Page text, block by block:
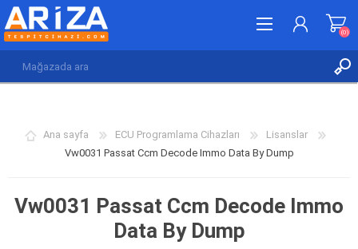
(0)
(0)
Ana sayfa ECU Programlama Cihazları
Lisanslar
Vw0031 Passat Ccm Decode Immo Data By Dump
Vw0031 Passat Ccm Decode Immo
Data By Dump